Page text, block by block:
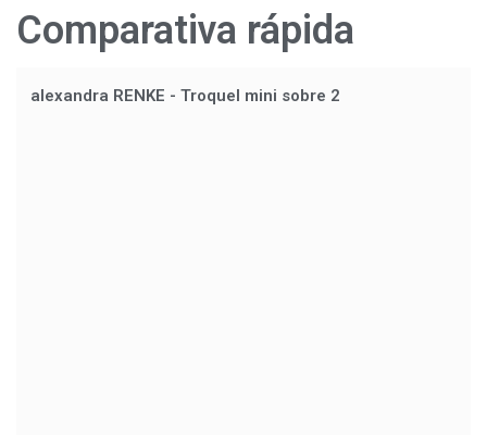
Comparativa rápida
alexandra RENKE - Troquel mini sobre 2